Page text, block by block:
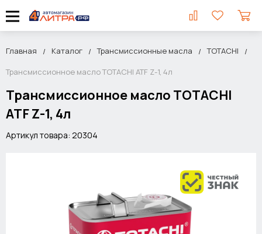
Главная Каталог Трансмиссионные масла
TOTACHI
Трансмиссионное масло TOTACHI ATF Z-1, 4л
Трансмиссионное масло TOTACHI
ATF Z-1, 4л
Артикул товара: 20304